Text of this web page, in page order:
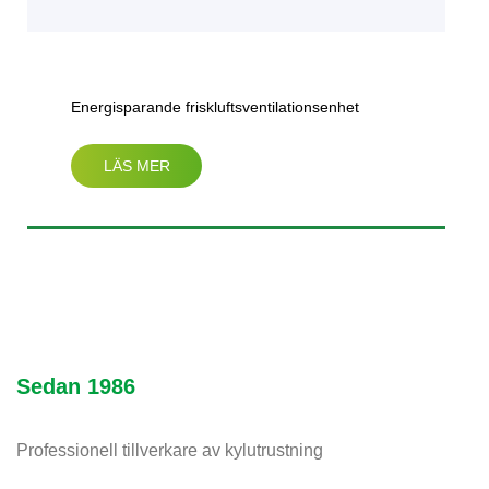
Energisparande friskluftsventilationsenhet
(horisontell typ)
LÄS MER
Sedan 1986
Professionell tillverkare av kylutrustning